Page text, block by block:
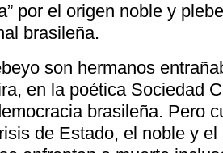
por el origen noble y
brasileña.
son hermanos
en la poética Sociedad
brasileña. Pero
de Estado, el noble y